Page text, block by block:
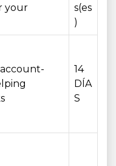
your
s(es
)
14
DÍA
S